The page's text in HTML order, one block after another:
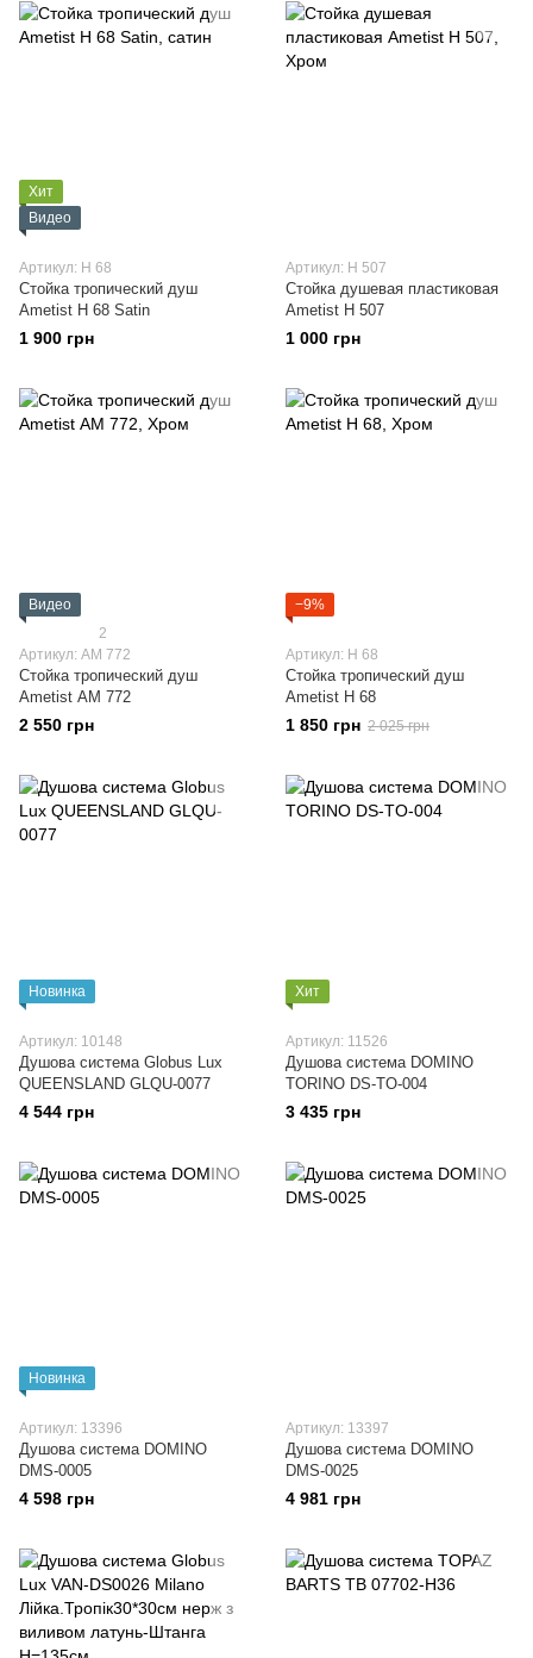
Хит
Видео
Артикул: H 68
Стойка тропический душ
Ametist H 68 Satin
1 900 грн
Артикул: H 507
Стойка душевая пластиковая
Ametist H 507
1 000 грн
Видео
2
Артикул: АМ 772
Стойка тропический душ
Ametist АМ 772
2 550 грн
−9%
Артикул: H 68
Стойка тропический душ
Ametist H 68
1 850 грн 2 025 грн
Новинка
Артикул: 10148
Душова система Globus Lux
QUEENSLAND GLQU-0077
4 544 грн
Хит
Артикул: 11526
Душова система DOMINO
TORINO DS-TO-004
3 435 грн
Новинка
Артикул: 13396
Душова система DOMINO
DMS-0005
4 598 грн
Артикул: 13397
Душова система DOMINO
DMS-0025
4 981 грн